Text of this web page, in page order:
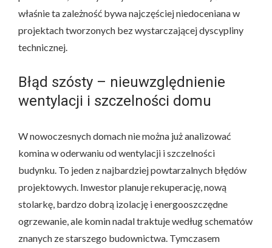
właśnie ta zależność bywa najczęściej niedoceniana w
projektach tworzonych bez wystarczającej dyscypliny
technicznej.
Błąd szósty – nieuwzględnienie
wentylacji i szczelności domu
W nowoczesnych domach nie można już analizować
komina w oderwaniu od wentylacji i szczelności
budynku. To jeden z najbardziej powtarzalnych błędów
projektowych. Inwestor planuje rekuperację, nową
stolarkę, bardzo dobrą izolację i energooszczędne
ogrzewanie, ale komin nadal traktuje według schematów
znanych ze starszego budownictwa. Tymczasem